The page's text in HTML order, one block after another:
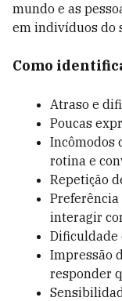
mundo e as
em indivíduos do
Como
Atraso e
Poucas
Incômodos
rotina e
Repetição
interagir
Dificuldade
Impressão
responder